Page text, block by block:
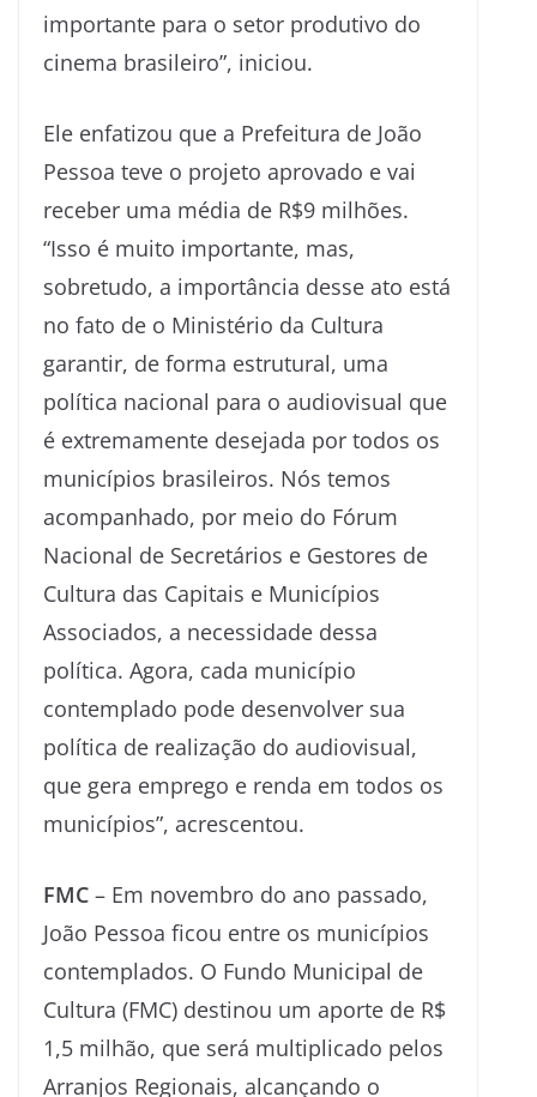
importante para o setor produtivo do
cinema brasileiro”, iniciou.
Ele enfatizou que a Prefeitura de João
Pessoa teve o projeto aprovado e vai
receber uma média de R$9 milhões.
“Isso é muito importante, mas,
sobretudo, a importância desse ato está
no fato de o Ministério da Cultura
garantir, de forma estrutural, uma
política nacional para o audiovisual que
é extremamente desejada por todos os
municípios brasileiros. Nós temos
acompanhado, por meio do Fórum
Nacional de Secretários e Gestores de
Cultura das Capitais e Municípios
Associados, a necessidade dessa
política. Agora, cada município
contemplado pode desenvolver sua
política de realização do audiovisual,
que gera emprego e renda em todos os
municípios”, acrescentou.
FMC – Em novembro do ano passado,
João Pessoa ficou entre os municípios
contemplados. O Fundo Municipal de
Cultura (FMC) destinou um aporte de R$
1,5 milhão, que será multiplicado pelos
Arranjos Regionais, alcançando o